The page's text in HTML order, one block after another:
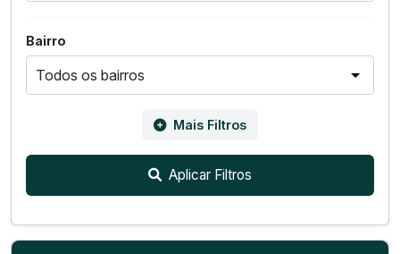
Bairro
Mais Filtros
Aplicar Filtros